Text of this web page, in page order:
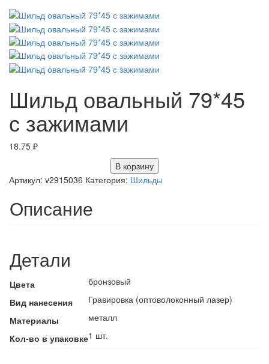
Шильд овальный 79*45
с зажимами
18.75 ₽
В корзину
Артикул: v2915036 Категория: Шильды
Описание
Детали
Цвета
бронзовый
Вид нанесения
Гравировка (оптоволоконный лазер)
Материалы
металл
Кол-во в упаковке1 шт.